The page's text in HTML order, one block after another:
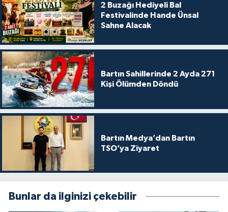
2 Buzağı Hediyeli Bal
Festivalinde Hande Ünsal
Sahne Alacak
Bartın Sahillerinde 2 Ayda 271
Kişi Ölümden Döndü
Bartın Medya’dan Bartın
TSO’ya Ziyaret
Bunlar da ilginizi çekebilir